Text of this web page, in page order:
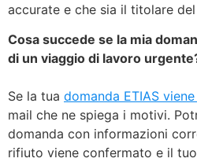
accurate e che sia il titolare
Cosa succede se la mia
di un viaggio di lavoro
Se la tua domanda ETIAS
mail che ne spiega i motivi.
domanda con informazioni
rifiuto viene confermato e il